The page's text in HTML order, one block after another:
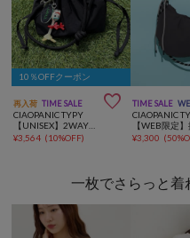
10％OFFクーポン
再入荷 TIME SALE 
CIAOPANIC TYPY
¥3,564 (10%OFF)
TIME SALE
CIAOPANIC
¥3,300 (
一枚でさらっと着